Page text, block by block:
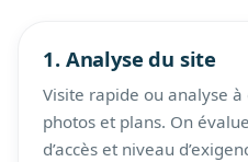
1. Analyse du site
Visite rapide ou analyse
photos et plans. On
d’accès et niveau